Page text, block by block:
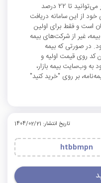
با وارد کردن این کد تخفیف بیمه بازار می‌توانید تا 22 درصد
از این سامانه دریافت
1 میلیون تومان است و فقط برای اولین
غیر از شرکت‌های بیمه
در صورتی که بیمه
کد روی قیمت اولیه و
وب‌سایت بیمه بازار،
بر روی "خرید کنید"
تاریخ انتشار: 1404/02/21
htbbmpn